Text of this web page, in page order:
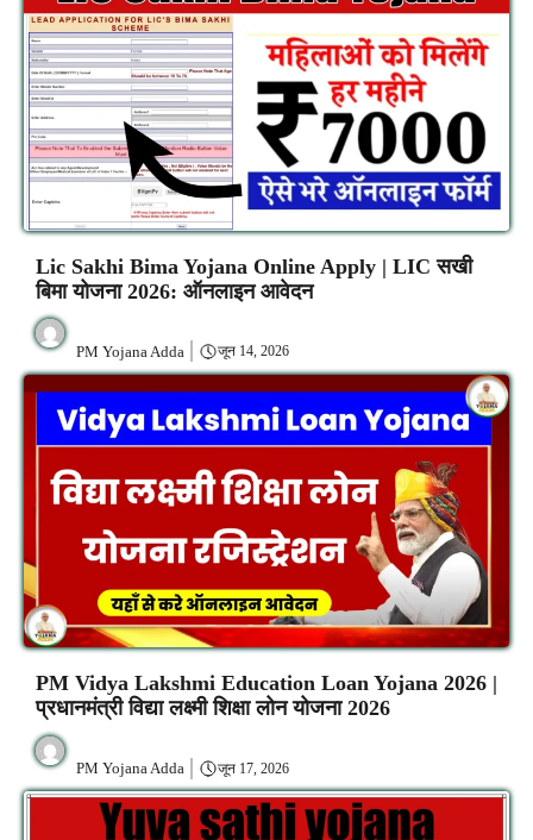
Lic Sakhi Bima Yojana Online Apply | LIC सखी
बिमा योजना 2026: ऑनलाइन आवेदन
PM Yojana Adda जून 14, 2026
PM Vidya Lakshmi Education Loan Yojana 2026 |
प्रधानमंत्री विद्या लक्ष्मी शिक्षा लोन योजना 2026
PM Yojana Adda जून 17, 2026